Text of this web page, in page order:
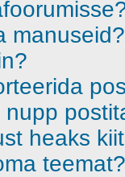
manuseid?
heaks
teemat?